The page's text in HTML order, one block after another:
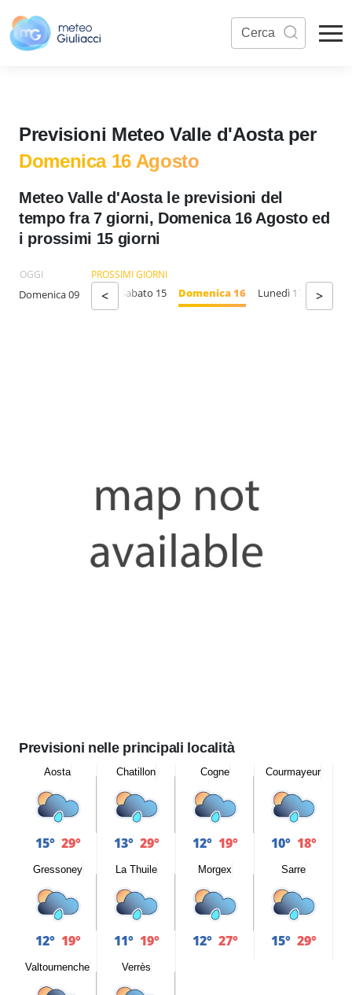
Previsioni Meteo Valle d'Aosta per
Domenica 16 Agosto
Meteo Valle d'Aosta le previsioni del
tempo fra 7 giorni, Domenica 16 Agosto ed
i prossimi 15 giorni
OGGI
Domenica 09
PROSSIMI GIORNI
<
13 Venerdì 14 Sabato 15 Domenica 16 Lunedì 17 >
Previsioni nelle principali località
Aosta
15° 29°
Chatillon
13° 29°
Cogne
12° 19°
Courmayeur
10° 18°
Gressoney
12° 19°
La Thuile
11° 19°
Morgex
12° 27°
Sarre
15° 29°
Valtournenche Verrès